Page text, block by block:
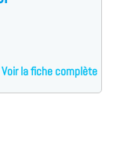
Voir la fiche complète